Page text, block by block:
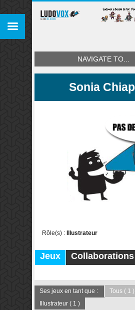
NAVIGATE TO...
Sonia
Rôle(s) : Illustrateur
Jeux
Collaborations
Ses jeux en tant que : Tous ( 1 )
Illustrateur ( 1 )